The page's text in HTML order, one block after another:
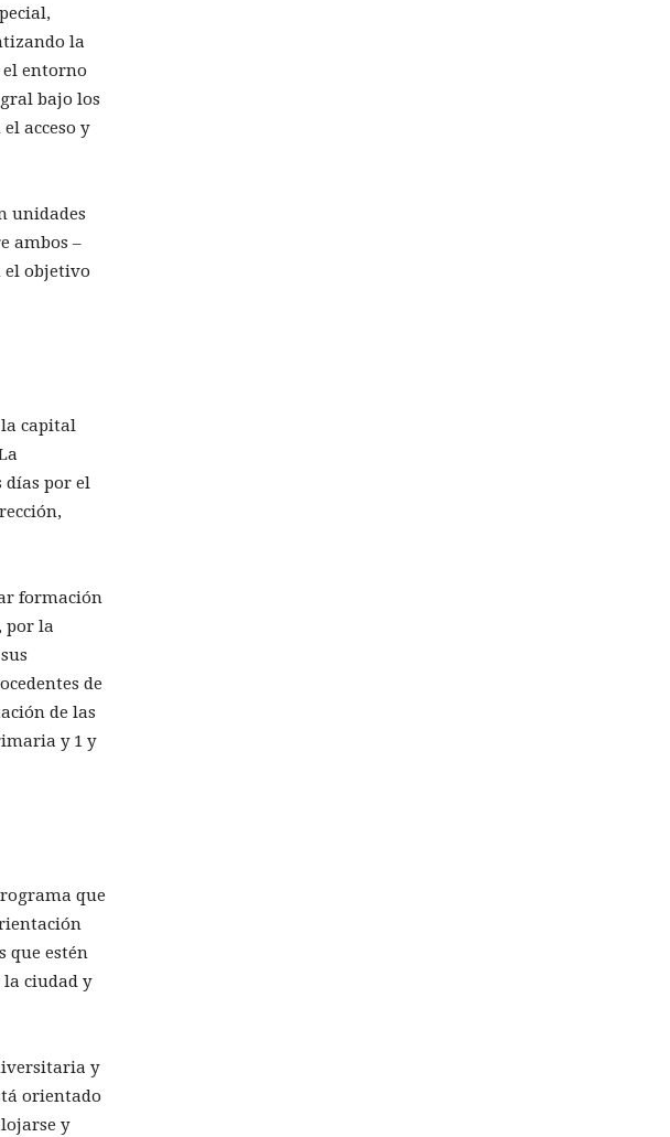
la
el entorno
bajo los
acceso y
unidades
ambos –
el objetivo
capital
días por el
formación
por la
de
de las
y 1 y
que
que estén
ciudad y
y
orientado
y